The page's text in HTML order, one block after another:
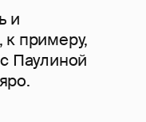
и
к примеру,
Паулиной